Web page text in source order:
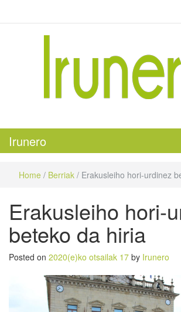
Irunero
Home / Berriak / Erakusleiho hori-urdinez
Erakusleiho hori-
beteko da hiria
Posted on 2020(e)ko otsailak 17 by Irunero